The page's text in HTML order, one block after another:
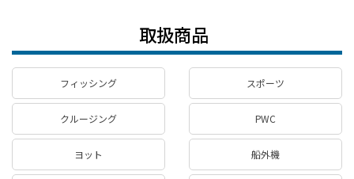
取扱商品
フィッシング スポーツ
クルージング PWC
ヨット 船外機